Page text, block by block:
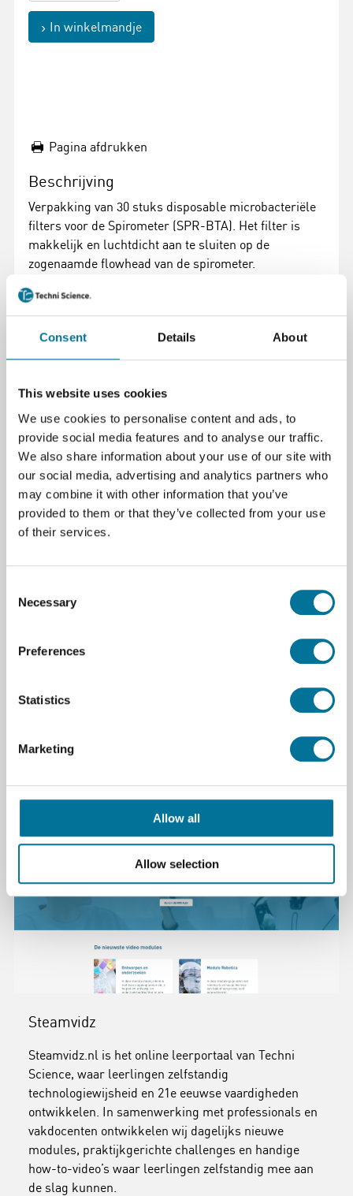
Consent Details About
This website uses cookies
We use cookies to personalise content and ads, to
provide social media features and to analyse our traffic.
We also share information about your use of our site with
our social media, advertising and analytics partners who
may combine it with other information that you’ve
provided to them or that they’ve collected from your use
of their services.
Selection
Necessary
Preferences
Statistics
Marketing
Allow all
Allow selection
In winkelmandje
Pagina afdrukken
Beschrijving
Verpakking van 30 stuks disposable microbacteriële
filters voor de Spirometer (SPR-BTA). Het filter is
makkelijk en luchtdicht aan te sluiten op de
zogenaamde flowhead van de spirometer.
Onze suggesties
Lees verder Bestel
Steamvidz
Steamvidz.nl is het online leerportaal van Techni
Science, waar leerlingen zelfstandig
technologiewijsheid en 21e eeuwse vaardigheden
ontwikkelen. In samenwerking met professionals en
vakdocenten ontwikkelen wij dagelijks nieuwe
modules, praktijkgerichte challenges en handige
how-to-video’s waar leerlingen zelfstandig mee aan
de slag kunnen.